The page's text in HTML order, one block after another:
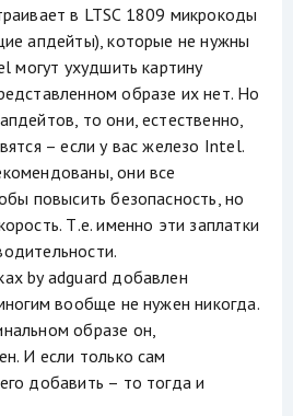
в LTSC 1809 микрокоды
апдейты), которые не нужны
могут ухудшить картину
образе их нет. Но
то они, естественно,
– если у вас железо Intel.
они все
повысить безопасность, но
Т.е. именно эти заплатки
by adguard добавлен
вообще не нужен никогда.
образе он,
И если только сам
добавить – то тогда и